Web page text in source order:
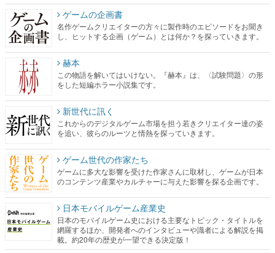
ゲームの企画書
名作ゲームクリエイターの方々に製作時のエピソードをお聞き
し、ヒットする企画（ゲーム）とは何か？を探っていきます。
赫本
この物語を解いてはいけない。『赫本』は、〈試験問題〉の形
をした短編ホラー小説集です。
新世代に訊く
これからのデジタルゲーム市場を担う若きクリエイター達の姿
を追い、彼らのルーツと情熱を探っていきます。
ゲーム世代の作家たち
ゲームに多大な影響を受けた作家さんに取材し、ゲームが日本
のコンテンツ産業やカルチャーに与えた影響を探る企画です。
日本モバイルゲーム産業史
日本のモバイルゲーム史における主要なトピック・タイトルを
網羅するほか、開発者へのインタビューや識者による解説を掲
載。約20年の歴史が一望できる決定版！